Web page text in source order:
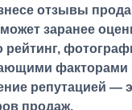
отзывы
заранее
рейтинг,
репутацией —
продаж.